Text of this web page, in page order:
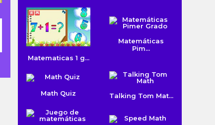
Matematicas 1 g...
Matemáticas
Pim...
Math Quiz Talking Tom Mat...